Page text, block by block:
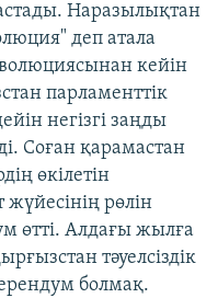
Наразылықтан
деп атала
кейін
парламенттік
негізгі заңды
Соған қарамастан
өкілетін
рөлін
өтті. Алдағы жылға
тәуелсіздік
болмақ.